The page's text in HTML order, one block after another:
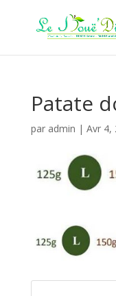
Patate
par admin | Avr 4,